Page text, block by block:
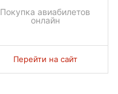
Покупка авиабилетов
онлайн
Перейти на сайт